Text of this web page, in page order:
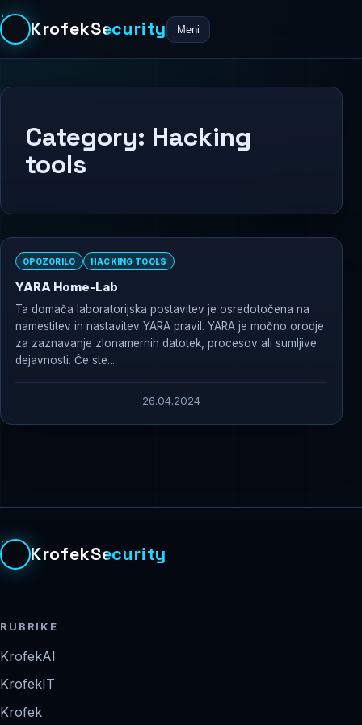
KrofekSecurity Meni
Category: Hacking
tools
OPOZORILO HACKING TOOLS
YARA Home-Lab
Ta domača laboratorijska postavitev je osredotočena na
namestitev in nastavitev YARA pravil. YARA je močno orodje
za zaznavanje zlonamernih datotek, procesov ali sumljive
dejavnosti. Če ste...
26.04.2024
KrofekSecurity
RUBRIKE
KrofekAI
KrofekIT
Krofek